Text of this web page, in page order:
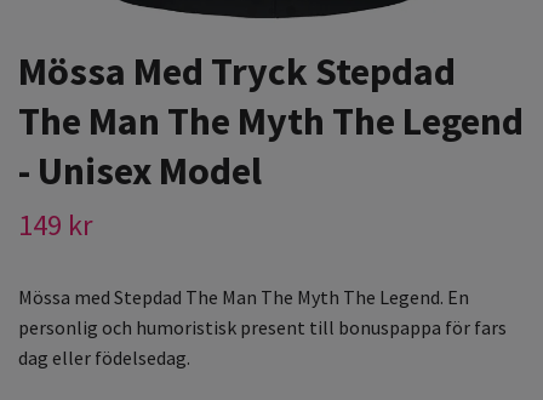
Mössa Med Tryck Stepdad
The Man The Myth The Legend
- Unisex Model
149 kr
Mössa med Stepdad The Man The Myth The Legend. En
personlig och humoristisk present till bonuspappa för fars
dag eller födelsedag.